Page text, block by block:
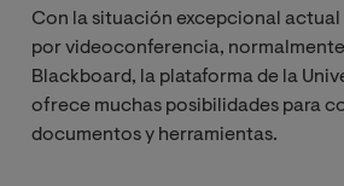
Con la situación excepcional
por videoconferencia, normalmente
Blackboard, la plataforma de la
ofrece muchas posibilidades para
documentos y herramientas.